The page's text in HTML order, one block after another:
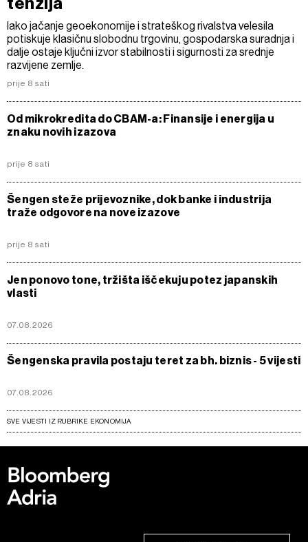
Iako jačanje geoekonomije i strateškog rivalstva velesila
potiskuje klasičnu slobodnu trgovinu, gospodarska suradnja i
dalje ostaje ključni izvor stabilnosti i sigurnosti za srednje
razvijene zemlje.
prije 8 sati
Od mikrokredita do CBAM-a: Finansije i energija u
znaku novih izazova
prije 8 sati
Šengen steže prijevoznike, dok banke i industrija
traže odgovore na nove izazove
prije 8 sati
Jen ponovo tone, tržišta iščekuju potez japanskih
vlasti
07.08.2026
Šengenska pravila postaju teret za bh. biznis - 5 vijesti
07.08.2026
SVE VIJESTI IZ RUBRIKE EKONOMIJA